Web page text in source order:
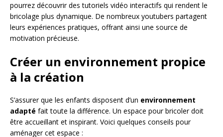
pourrez découvrir des tutoriels vidéo interactifs qui rendent le
bricolage plus dynamique. De nombreux youtubers partagent
leurs expériences pratiques, offrant ainsi une source de
motivation précieuse.
Créer un environnement propice
à la création
S’assurer que les enfants disposent d’un environnement
adapté fait toute la différence. Un espace pour bricoler doit
être accueillant et inspirant. Voici quelques conseils pour
aménager cet espace :